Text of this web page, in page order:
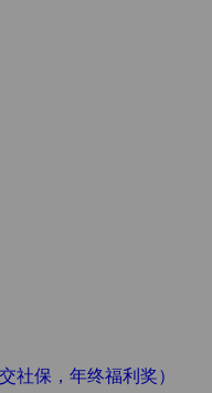
社保，年终福利奖）